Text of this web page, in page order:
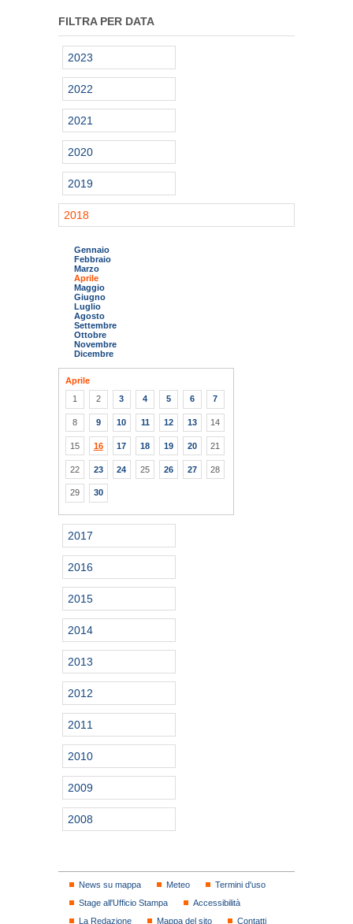
FILTRA PER DATA
2023
2022
2021
2020
2019
2018
Gennaio
Febbraio
Marzo
Aprile
Maggio
Giugno
Luglio
Agosto
Settembre
Ottobre
Novembre
Dicembre
Aprile
1
2 3 4 5 6 7
8 9 10 11 12 13 14
15 16 17 18 19 20 21
22 23 24 25 26 27 28
29 30
2017
2016
2015
2014
2013
2012
2011
2010
2009
2008
News su mappa Meteo
Termini d'uso
Stage all'Ufficio Stampa
Accessibilità
La Redazione
Mappa del sito Contatti